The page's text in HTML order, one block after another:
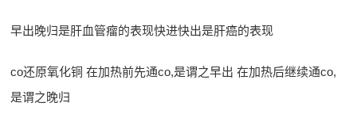
早出晚归是肝血管瘤的表现快进快出是肝癌的表现
co还原氧化铜 在加热前先通co,是谓之早出 在加热后继续通co,
是谓之晚归